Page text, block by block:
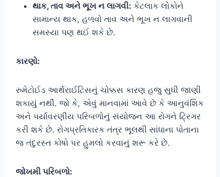
થાક, તાવ અને ભૂખ ન લાગવી: કેટલાક લોકોને
સામાન્ય થાક, હળવો તાવ અને ભૂખ ન લાગવાની
સમસ્યા પણ થઈ શકે છે.
કારણો:
રુમેટોઈડ આર્થરાઈટિસનું ચોક્કસ કારણ હજુ સુધી જાણી
શકાયું નથી. જો કે, એવું માનવામાં આવે છે કે આનુવંશિક
અને પર્યાવરણીય પરિબળોનું સંયોજન આ રોગને ટ્રિગર
કરી શકે છે. રોગપ્રતિકારક તંત્ર ભૂલથી સાંધાના પોતાના
જ તંદુરસ્ત કોષો પર હુમલો કરવાનું શરૂ કરે છે.
જોખમી પરિબળો: